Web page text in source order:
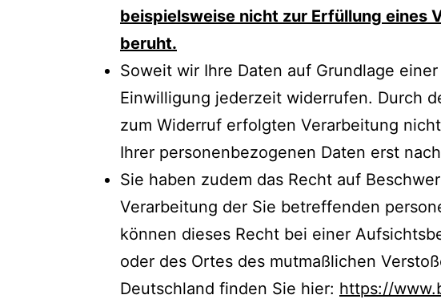
beispielsweise nicht zur Erfüllung eines
beruht.
Soweit wir Ihre Daten auf Grundlage
Einwilligung jederzeit widerrufen. Durch
zum Widerruf erfolgten Verarbeitung
Ihrer personenbezogenen Daten erst
Sie haben zudem das Recht auf
Verarbeitung der Sie betreffenden
können dieses Recht bei einer
oder des Ortes des mutmaßlichen
Deutschland finden Sie hier: https://